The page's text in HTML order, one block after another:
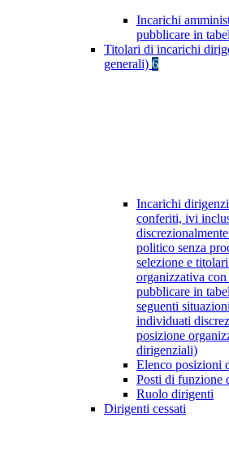
Incarichi
pubblicare in
Titolari di incarichi
generali) 6
Incarichi
conferiti, ivi
politico senza
selezione e
organizzativa
pubblicare in
seguenti
individuati
posizione
dirigenziali)
Elenco posizioni
Posti di funzione
Ruolo dirigenti
Dirigenti cessati